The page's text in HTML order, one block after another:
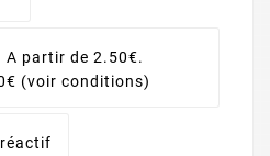
A partir de 2.50€.
(voir conditions)